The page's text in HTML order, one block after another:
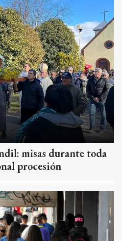
misas durante toda
procesión